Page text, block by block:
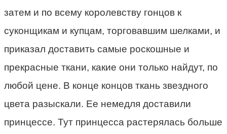
затем и по всему королевству гонцов к
суконщикам и купцам, торговавшим шелками, и
приказал доставить самые роскошные и
прекрасные ткани, какие они только найдут, по
любой цене. В конце концов ткань звездного
цвета разыскали. Ее немедля доставили
принцессе. Тут принцесса растерялась больше